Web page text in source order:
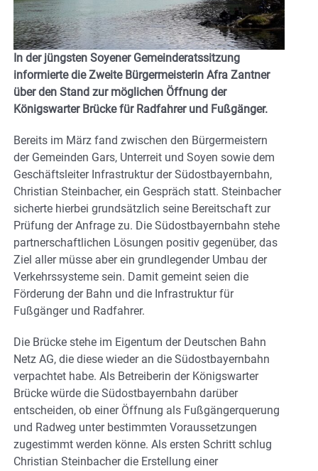
In der jüngsten Soyener Gemeinderatssitzung
informierte die Zweite Bürgermeisterin Afra Zantner
über den Stand zur möglichen Öffnung der
Königswarter Brücke für Radfahrer und Fußgänger.
Bereits im März fand zwischen den Bürgermeistern
der Gemeinden Gars, Unterreit und Soyen sowie dem
Geschäftsleiter Infrastruktur der Südostbayernbahn,
Christian Steinbacher, ein Gespräch statt. Steinbacher
sicherte hierbei grundsätzlich seine Bereitschaft zur
Prüfung der Anfrage zu. Die Südostbayernbahn stehe
partnerschaftlichen Lösungen positiv gegenüber, das
Ziel aller müsse aber ein grundlegender Umbau der
Verkehrssysteme sein. Damit gemeint seien die
Förderung der Bahn und die Infrastruktur für
Fußgänger und Radfahrer.
Die Brücke stehe im Eigentum der Deutschen Bahn
Netz AG, die diese wieder an die Südostbayernbahn
verpachtet habe. Als Betreiberin der Königswarter
Brücke würde die Südostbayernbahn darüber
entscheiden, ob einer Öffnung als Fußgängerquerung
und Radweg unter bestimmten Voraussetzungen
zugestimmt werden könne. Als ersten Schritt schlug
Christian Steinbacher die Erstellung einer